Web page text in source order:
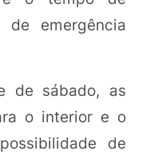
emergência
de sábado, as
o interior e o
de